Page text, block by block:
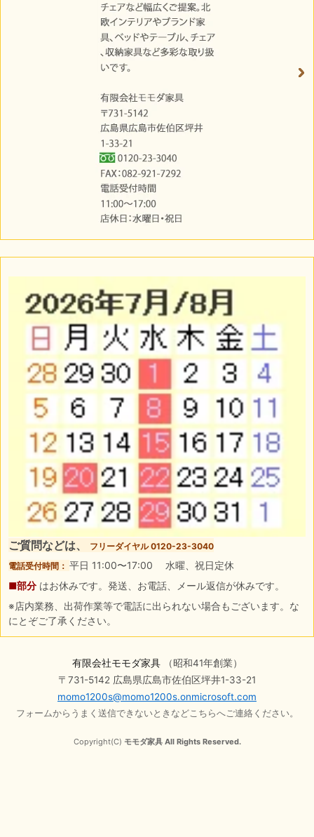
ご質問などは、
フリーダイヤル 0120-23-3040
電話受付時間： 平日 11:00〜17:00 水曜、祝日定休
■部分 はお休みです。発送、お電話、メール返信が休みです。
※店内業務、出荷作業等で電話に出られない場合もございます。な
にとぞご了承ください。
有限会社モモダ家具（昭和41年創業）
〒731-5142 広島県広島市佐伯区坪井1-33-21
momo1200s@momo1200s.onmicrosoft.com
フォームからうまく送信できないときなどこちらへご連絡ください。
Copyright(C) モモダ家具 All Rights Reserved.